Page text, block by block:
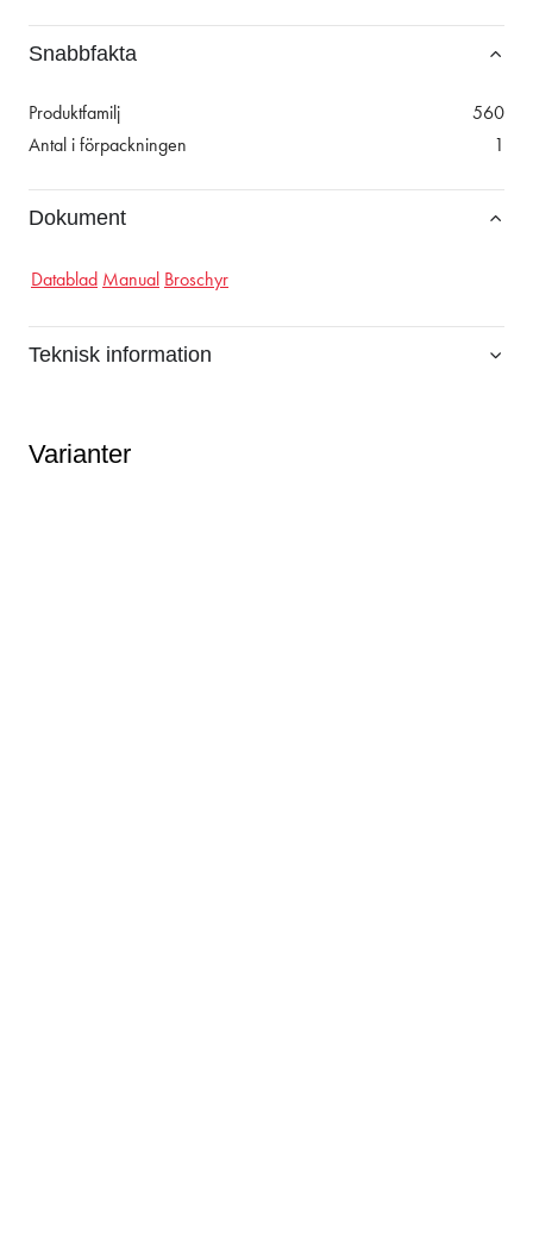
Snabbfakta
Produktfamilj
560
Antal i förpackningen
1
Dokument
Datablad Manual Broschyr
Teknisk information
Varianter